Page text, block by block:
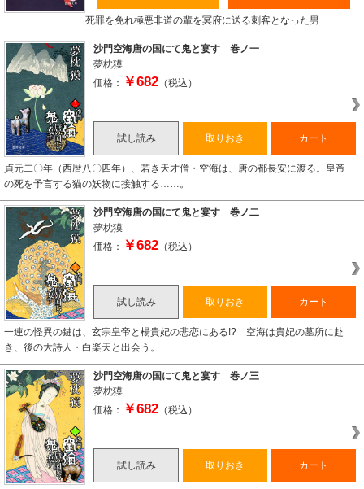
死罪を免れ極悪非道の輩を冥府に送る刺客となった男
沙門空海唐の国にて鬼と宴す 巻ノ一
夢枕獏
価格：
￥682 （税込）
試し読み 取りおき カート
貞元二〇年（西暦八〇四年）、若き天才僧・空海は、唐の都長安に渡る。皇帝
の死を予言する猫の妖物に接触する……。
沙門空海唐の国にて鬼と宴す 巻ノ二
夢枕獏
価格：
￥682 （税込）
試し読み 取りおき カート
一連の怪異の鍵は、玄宗皇帝と楊貴妃の悲恋にある!? 空海は貴妃の墓所に赴
き、後の大詩人・白楽天と出会う。
沙門空海唐の国にて鬼と宴す 巻ノ三
夢枕獏
価格：
￥682 （税込）
試し読み 取りおき カート